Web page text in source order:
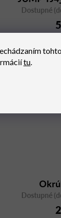
tu.
Dostupné
Dostupné